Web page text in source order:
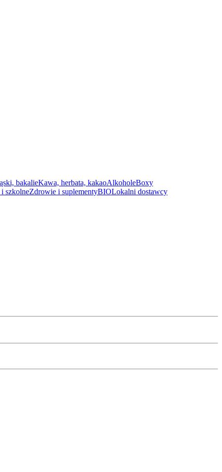
bakalieKawa, herbata, kakaoAlkoholeBoxy
szkolneZdrowie i suplementyBIOLokalni dostawcy